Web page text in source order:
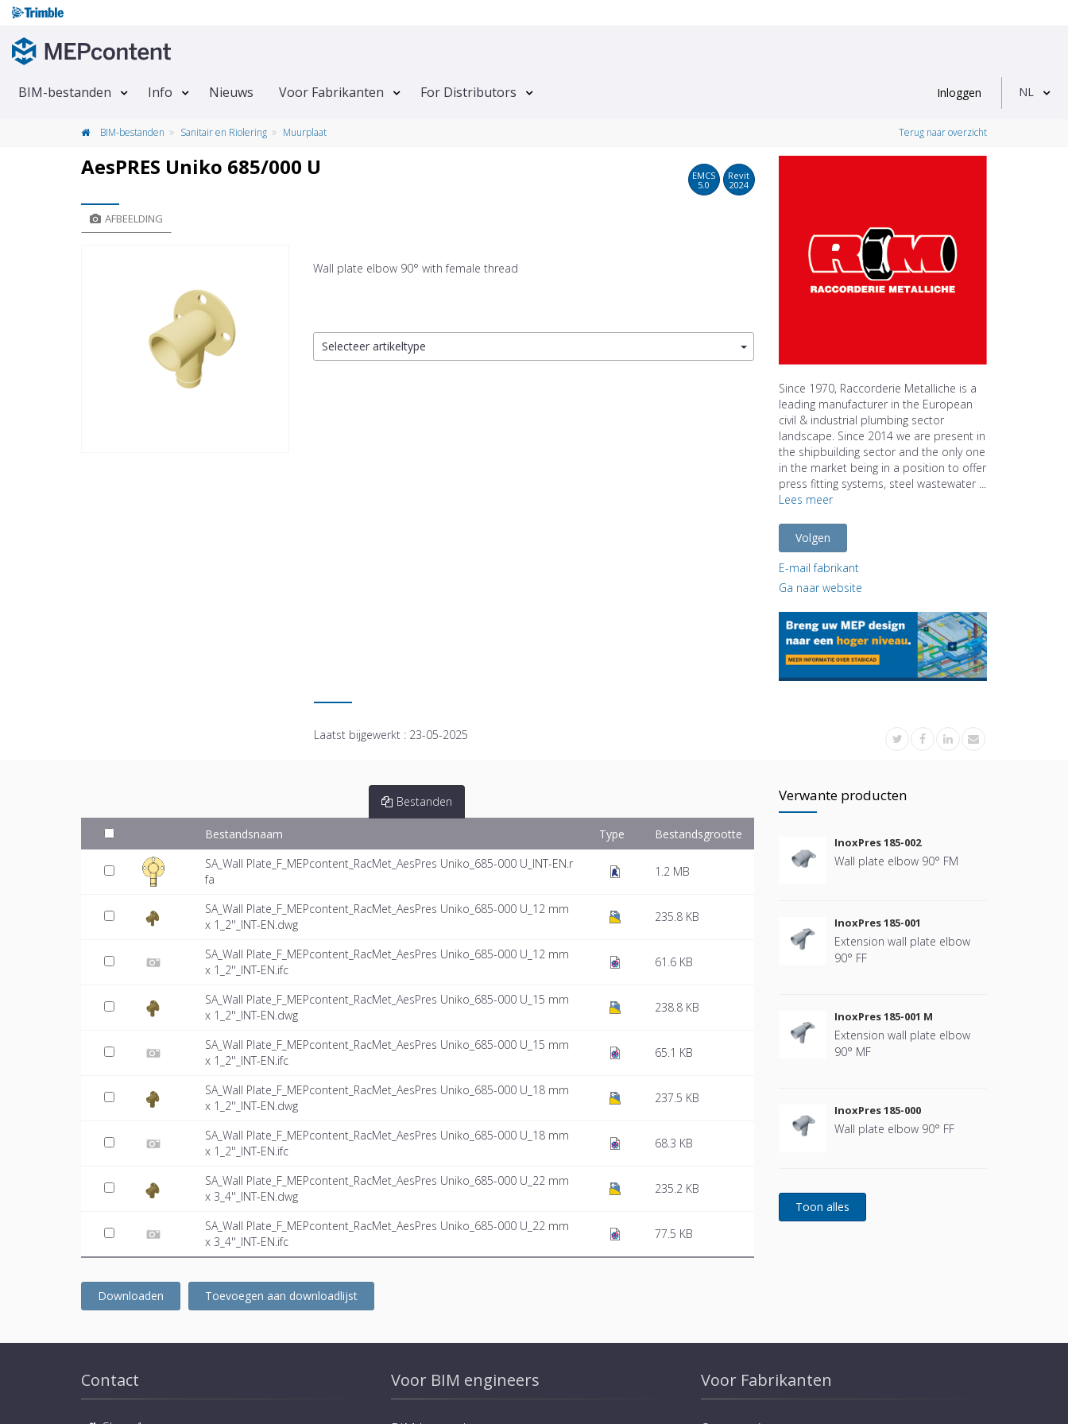
BIM-bestanden Info Nieuws Voor Fabrikanten For Distributors Inloggen NL
BIM-bestanden Sanitair en Riolering Muurplaat Terug naar overzicht
AesPRES Uniko 685/000 U
EMCS
5.0
Revit
2024
AFBEELDING
Wall plate elbow 90° with female thread
Selecteer artikeltype
Since 1970, Raccorderie Metalliche is a
leading manufacturer in the European
civil & industrial plumbing sector
landscape. Since 2014 we are present in
the shipbuilding sector and the only one
in the market being in a position to offer
press fitting systems, steel wastewater ...
Lees meer
Volgen
E-mail fabrikant
Ga naar website
Laatst bijgewerkt : 23-05-2025
Bestanden
Bestandsnaam Type
Bestandsgrootte
SA_Wall Plate_F_MEPcontent_RacMet_AesPres Uniko_685-000 U_INT-EN.r
fa
1.2 MB
SA_Wall Plate_F_MEPcontent_RacMet_AesPres Uniko_685-000 U_12 mm
x 1_2''_INT-EN.dwg
235.8 KB
SA_Wall Plate_F_MEPcontent_RacMet_AesPres Uniko_685-000 U_12 mm
x 1_2''_INT-EN.ifc
61.6 KB
SA_Wall Plate_F_MEPcontent_RacMet_AesPres Uniko_685-000 U_15 mm
x 1_2''_INT-EN.dwg
238.8 KB
SA_Wall Plate_F_MEPcontent_RacMet_AesPres Uniko_685-000 U_15 mm
x 1_2''_INT-EN.ifc
65.1 KB
SA_Wall Plate_F_MEPcontent_RacMet_AesPres Uniko_685-000 U_18 mm
x 1_2''_INT-EN.dwg
237.5 KB
SA_Wall Plate_F_MEPcontent_RacMet_AesPres Uniko_685-000 U_18 mm
x 1_2''_INT-EN.ifc
68.3 KB
SA_Wall Plate_F_MEPcontent_RacMet_AesPres Uniko_685-000 U_22 mm
x 3_4''_INT-EN.dwg
235.2 KB
SA_Wall Plate_F_MEPcontent_RacMet_AesPres Uniko_685-000 U_22 mm
x 3_4''_INT-EN.ifc
77.5 KB
Downloaden Toevoegen aan downloadlijst
Verwante producten
InoxPres 185-002
Wall plate elbow 90° FM
InoxPres 185-001
Extension wall plate elbow
90° FF
InoxPres 185-001 M
Extension wall plate elbow
90° MF
InoxPres 185-000
Wall plate elbow 90° FF
Contact Voor BIM engineers Voor Fabrikanten